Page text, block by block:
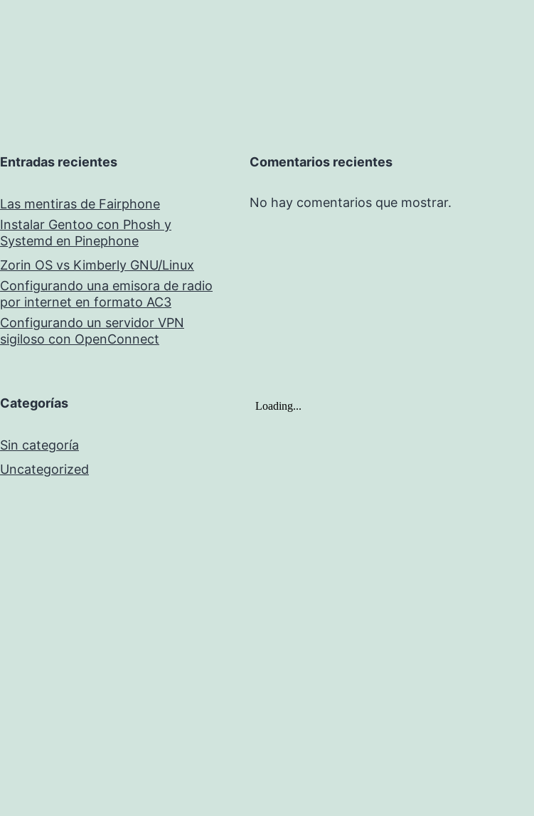
Entradas recientes
Las mentiras de Fairphone
Instalar Gentoo con Phosh y
Systemd en Pinephone
Zorin OS vs Kimberly GNU/Linux
Configurando una emisora de radio
por internet en formato AC3
Configurando un servidor VPN
sigiloso con OpenConnect
Comentarios recientes
No hay comentarios que mostrar.
Categorías
Sin categoría
Uncategorized